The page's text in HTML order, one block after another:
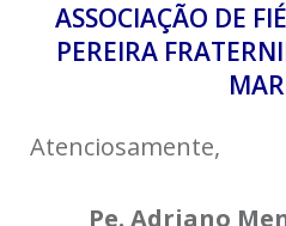
ASSOCIAÇÃO DE
PEREIRA
Atenciosamente,
Pe. Adriano